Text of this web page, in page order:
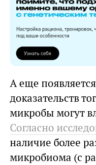
А еще
доказательств
микробы могут
Согласно
наличие более
микробиома (с